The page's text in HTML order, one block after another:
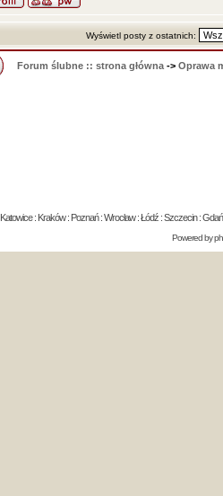
Wyświetl posty z ostatnich:
Forum ślubne :: strona główna -> Oprawa
: Kraków : Poznań : Wrocław : Łódź : Szczecin :
Powered by